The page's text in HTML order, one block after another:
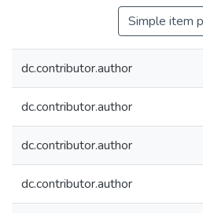
Simple item
dc.contributor.author
dc.contributor.author
dc.contributor.author
dc.contributor.author